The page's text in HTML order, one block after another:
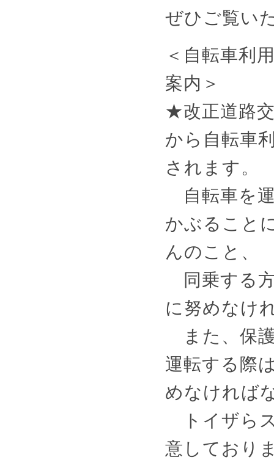
ぜひご覧い
＜自転車利
案内＞
★改正道路
から自転車
されます。
自転車を
かぶること
んのこと、
同乗する
に努めなけ
また、保
運転する際
めなければ
トイザら
意しており